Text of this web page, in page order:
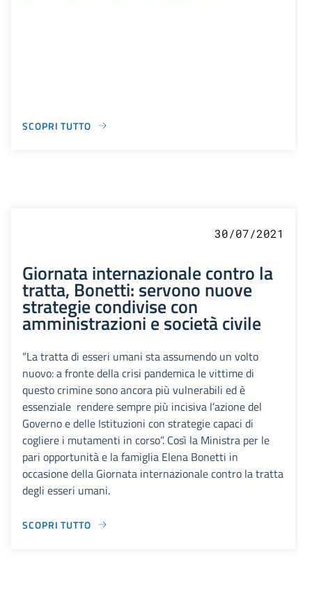
SCOPRI TUTTO
30/07/2021
Giornata internazionale contro la
tratta, Bonetti: servono nuove
strategie condivise con
amministrazioni e società civile
“La tratta di esseri umani sta assumendo un volto
nuovo: a fronte della crisi pandemica le vittime di
questo crimine sono ancora più vulnerabili ed è
essenziale rendere sempre più incisiva l’azione del
Governo e delle Istituzioni con strategie capaci di
cogliere i mutamenti in corso”. Così la Ministra per le
pari opportunità e la famiglia Elena Bonetti in
occasione della Giornata internazionale contro la tratta
degli esseri umani.
SCOPRI TUTTO